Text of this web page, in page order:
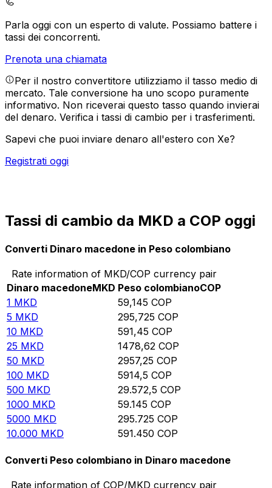
Parla oggi con un esperto di valute. Possiamo battere i
tassi dei concorrenti.
Prenota una chiamata
Per il nostro convertitore utilizziamo il tasso medio di
mercato. Tale conversione ha uno scopo puramente
informativo. Non riceverai questo tasso quando invierai
del denaro. Verifica i tassi di cambio per i trasferimenti.
Sapevi che puoi inviare denaro all'estero con Xe?
Registrati oggi
Tassi di cambio da MKD a COP oggi
Converti Dinaro macedone in Peso colombiano
Rate information of MKD/COP currency pair
Dinaro macedoneMKD Peso colombianoCOP
1 MKD 59,145 COP
5 MKD 295,725 COP
10 MKD 591,45 COP
25 MKD 1478,62 COP
50 MKD 2957,25 COP
100 MKD 5914,5 COP
500 MKD 29.572,5 COP
1000 MKD 59.145 COP
5000 MKD 295.725 COP
10.000 MKD 591.450 COP
Converti Peso colombiano in Dinaro macedone
Rate information of COP/MKD currency pair